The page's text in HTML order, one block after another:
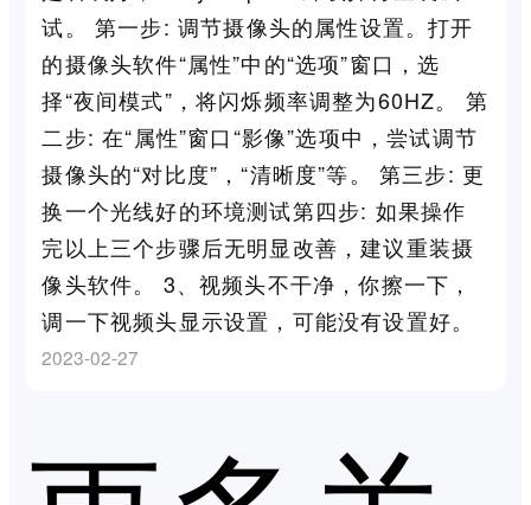
试。 第一步: 调节摄像头的属性设置。打开
的摄像头软件“属性”中的“选项”窗口，选
择“夜间模式”，将闪烁频率调整为60HZ。 第
二步: 在“属性”窗口“影像”选项中，尝试调节
摄像头的“对比度”，“清晰度”等。 第三步: 更
换一个光线好的环境测试第四步: 如果操作
完以上三个步骤后无明显改善，建议重装摄
像头软件。 3、视频头不干净，你擦一下，
调一下视频头显示设置，可能没有设置好。
2023-02-27